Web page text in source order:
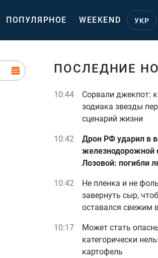
ПОПУЛЯРНОЕ WEEKEND УКР
ПОСЛЕДНИЕ
10:44
Сорвали джекпот:
зодиака звезды
сценарий жизни
10:42
Дрон РФ ударил в
железнодорожной
Лозовой: погибли
10:42
Не пленка и не
завернуть сыр,
оставался свежим
10:17
Может стать
категорически
картофель